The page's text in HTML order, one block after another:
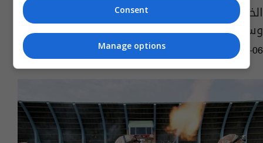
الخارجية: خلية ازمة وجسر جوي لمساعدة تركيا
وسوريا بعد الزلزال المدمر
14:42 | 2023-02-06
Consent
Manage options